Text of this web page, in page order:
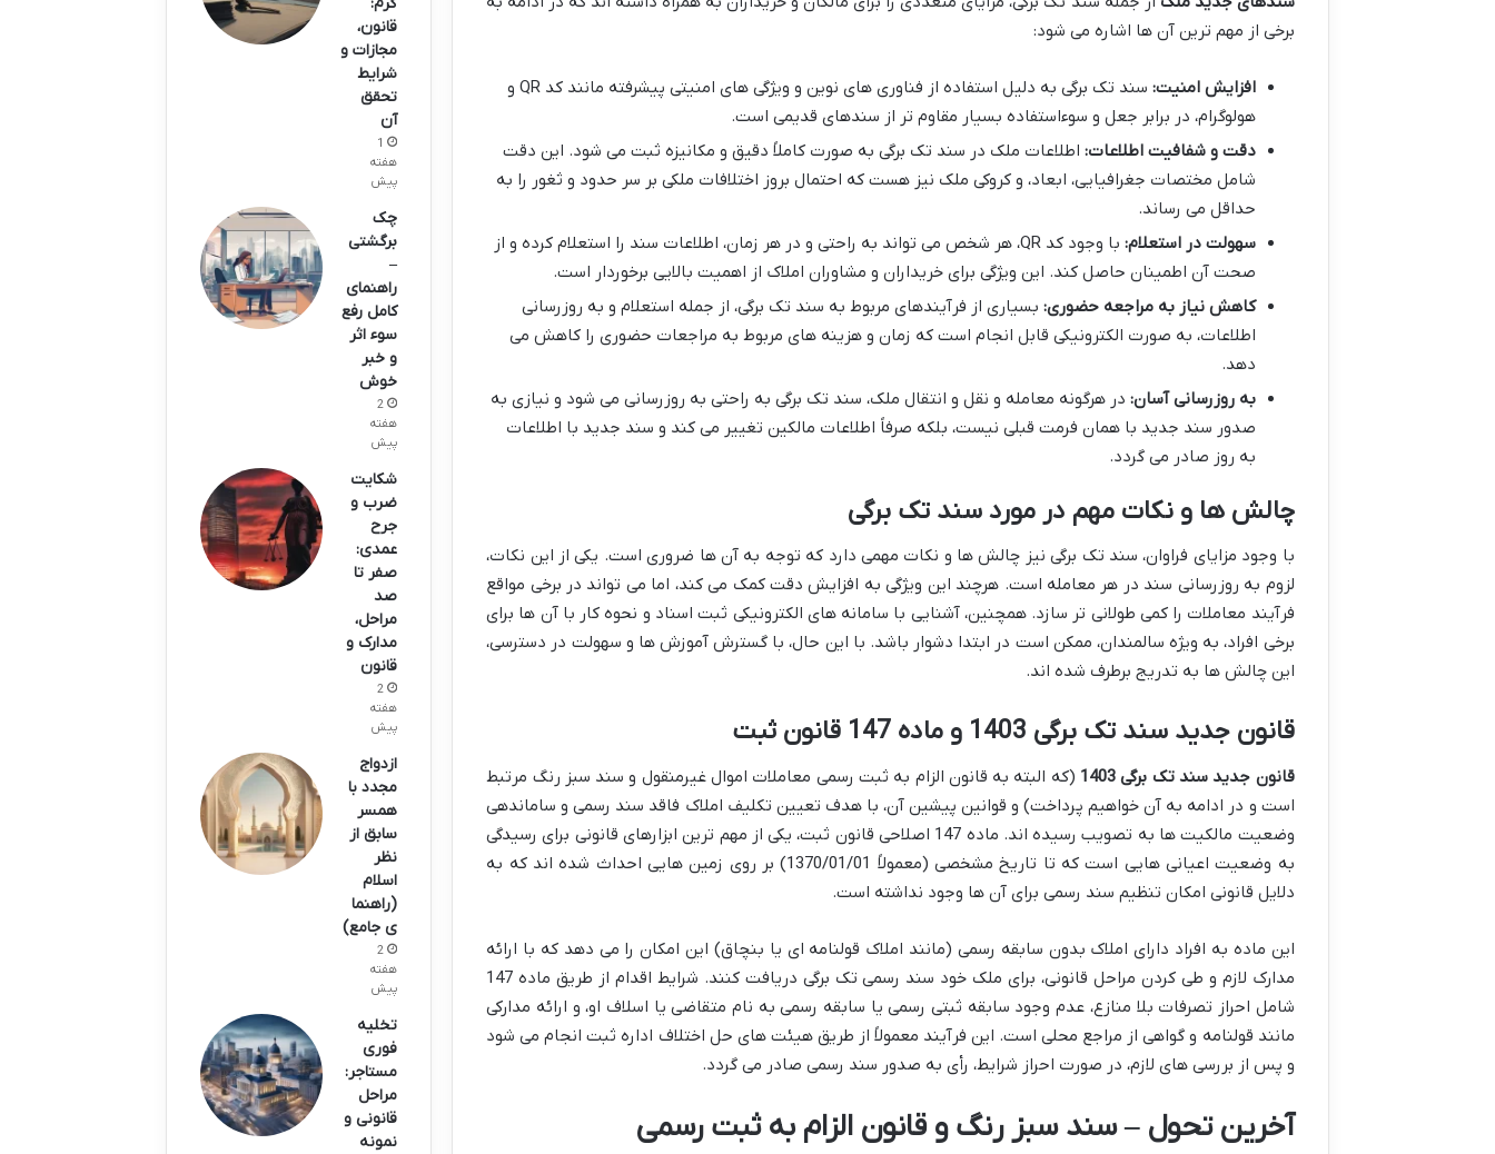
برخی از مهم ترین آن ها اشاره می شود:
افزایش امنیت:
سند تک برگی به دلیل استفاده از فناوری های نوین و ویژگی های امنیتی پیشرفته مانند کد QR و
هولوگرام، در برابر جعل و سوءاستفاده بسیار مقاوم تر از سندهای قدیمی است.
دقت و شفافیت اطلاعات: اطلاعات ملک در سند تک برگی به صورت کاملاً دقیق و مکانیزه ثبت می شود. این دقت
شامل مختصات جغرافیایی، ابعاد، و کروکی ملک نیز هست که احتمال بروز اختلافات ملکی بر سر حدود و ثغور را به
حداقل می رساند.
سهولت در استعلام:
با وجود کد QR، هر شخص می تواند به راحتی و در هر زمان، اطلاعات سند را استعلام کرده و از
صحت آن اطمینان حاصل کند. این ویژگی برای خریداران و مشاوران املاک از اهمیت بالایی برخوردار است.
کاهش نیاز به مراجعه حضوری: بسیاری از فرآیندهای مربوط به سند تک برگی، از جمله استعلام و به روزرسانی
اطلاعات، به صورت الکترونیکی قابل انجام است که زمان و هزینه های مربوط به مراجعات حضوری را کاهش می
دهد.
به روزرسانی آسان: در هرگونه معامله و نقل و انتقال ملک، سند تک برگی به راحتی به روزرسانی می شود و نیازی به
صدور سند جدید با همان فرمت قبلی نیست، بلکه صرفاً اطلاعات مالکین تغییر می کند و سند جدید با اطلاعات
به روز صادر می گردد.
چالش ها و نکات مهم در مورد سند تک برگی
با وجود مزایای فراوان، سند تک برگی نیز چالش ها و نکات مهمی دارد که توجه به آن ها ضروری است. یکی از این نکات،
لزوم به روزرسانی سند در هر معامله است. هرچند این ویژگی به افزایش دقت کمک می کند، اما می تواند در برخی مواقع
فرآیند معاملات را کمی طولانی تر سازد. همچنین، آشنایی با سامانه های الکترونیکی ثبت اسناد و نحوه کار با آن ها برای
برخی افراد، به ویژه سالمندان، ممکن است در ابتدا دشوار باشد. با این حال، با گسترش آموزش ها و سهولت در دسترسی،
این چالش ها به تدریج برطرف شده اند.
قانون جدید سند تک برگی 1403 و ماده 147 قانون ثبت
قانون جدید سند تک برگی 1403
(که البته به قانون الزام به ثبت رسمی معاملات اموال غیرمنقول و سند سبز رنگ مرتبط
است و در ادامه به آن خواهیم پرداخت) و قوانین پیشین آن، با هدف تعیین تکلیف املاک فاقد سند رسمی و ساماندهی
وضعیت مالکیت ها به تصویب رسیده اند. ماده 147 اصلاحی قانون ثبت، یکی از مهم ترین ابزارهای قانونی برای رسیدگی
به وضعیت اعیانی هایی است که تا تاریخ مشخصی (معمولاً 1370/01/01) بر روی زمین هایی احداث شده اند که به
دلایل قانونی امکان تنظیم سند رسمی برای آن ها وجود نداشته است.
این ماده به افراد دارای املاک بدون سابقه رسمی (مانند املاک قولنامه ای یا بنچاق) این امکان را می دهد که با ارائه
مدارک لازم و طی کردن مراحل قانونی، برای ملک خود سند رسمی تک برگی دریافت کنند. شرایط اقدام از طریق ماده 147
شامل احراز تصرفات بلا منازع، عدم وجود سابقه ثبتی رسمی یا سابقه رسمی به نام متقاضی یا اسلاف او، و ارائه مدارکی
مانند قولنامه و گواهی از مراجع محلی است. این فرآیند معمولاً از طریق هیئت های حل اختلاف اداره ثبت انجام می شود
و پس از بررسی های لازم، در صورت احراز شرایط، رأی به صدور سند رسمی صادر می گردد.
آخرین تحول – سند سبز رنگ و قانون الزام به ثبت رسمی
قانون،
مجازات و
شرایط
تحقق
آن
1
هفته
پیش
چک
برگشتی
–
راهنمای
کامل رفع
سوء اثر
و خبر
خوش
2
هفته
پیش
شکایت
ضرب و
جرح
عمدی:
صفر تا
صد
مراحل،
مدارک و
قانون
2
هفته
پیش
ازدواج
مجدد با
همسر
سابق از
نظر
اسلام
(راهنما
ی جامع)
2
هفته
پیش
تخلیه
فوری
مستاجر:
مراحل
قانونی و
نمونه